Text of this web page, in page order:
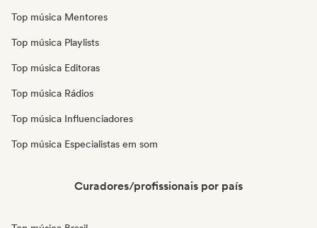
Top música Mentores
Top música Playlists
Top música Editoras
Top música Rádios
Top música Influenciadores
Top música Especialistas em som
Curadores/profissionais por país